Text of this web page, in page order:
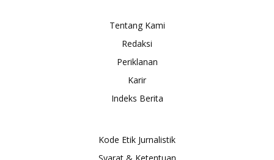
Tentang Kami
Redaksi
Periklanan
Karir
Indeks Berita
Kode Etik Jurnalistik
Syarat & Ketentuan